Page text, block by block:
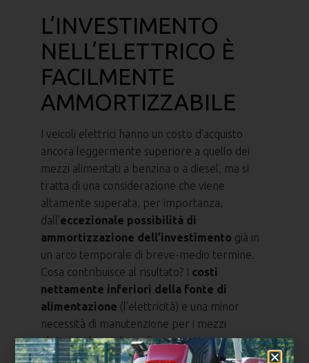
L’INVESTIMENTO
NELL’ELETTRICO È
FACILMENTE
AMMORTIZZABILE
I veicoli elettrici hanno un costo d’acquisto
ancora leggermente superiore a quello dei
mezzi alimentati a benzina o a diesel, ma si
tratta di una considerazione che viene
altamente superata, per importanza,
dall’eccezionale possibilità di
ammortizzazione dell’investimento già in
un arco temporale di breve-medio termine.
Cosa contribuisce al risultato? I costi
nettamente inferiori della fonte di
alimentazione (l’elettricità) e una minor
necessità di manutenzione per i mezzi
elettrici, che godono di una struttura
costruttiva più semplice e di facile gestione.